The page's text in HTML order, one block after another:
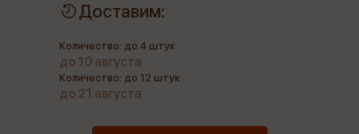
Доставим:
Количество: до 4 штук
до 10 августа
Количество: до 12 штук
до 21 августа